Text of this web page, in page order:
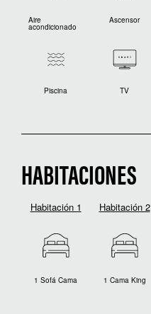
Aire
acondicionado
Ascensor
Piscina TV
HABITACIONES
Habitación 1
1 Sofá Cama
Habitación 2
1 Cama King